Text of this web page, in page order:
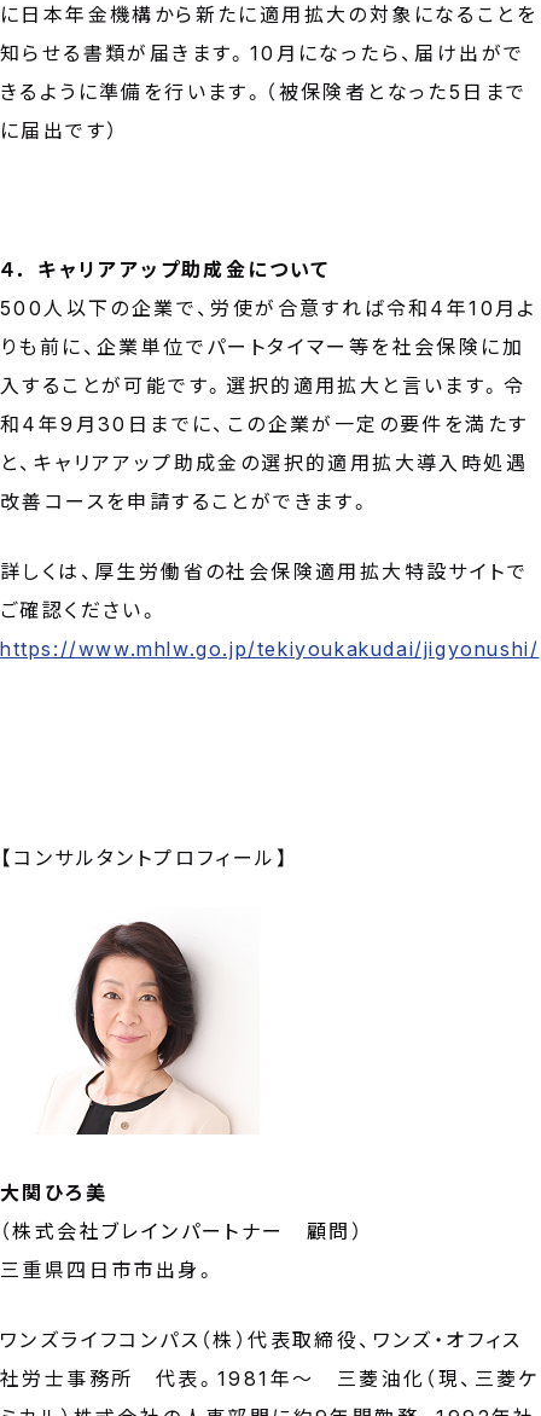
に日本年金機構から新たに適用拡大の対象になることを
知らせる書類が届きます。10月になったら、届け出がで
きるように準備を行います。（被保険者となった5日まで
に届出です）
４． キャリアアップ助成金について
500人以下の企業で、労使が合意すれば令和4年10月よ
りも前に、企業単位でパートタイマー等を社会保険に加
入することが可能です。選択的適用拡大と言います。令
和4年9月30日までに、この企業が一定の要件を満たす
と、キャリアアップ助成金の選択的適用拡大導入時処遇
改善コースを申請することができます。
詳しくは、厚生労働省の社会保険適用拡大特設サイトで
ご確認ください。
https://www.mhlw.go.jp/tekiyoukakudai/jigyonushi/
【コンサルタントプロフィール】
大関ひろ美
（株式会社ブレインパートナー 顧問 ）
三重県四日市市出身。
ワンズライフコンパス（株）代表取締役、ワンズ・オフィス
社労士事務所 代表。1981年～ 三菱油化（現、三菱ケ